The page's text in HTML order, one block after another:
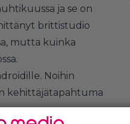
ja se on
brittistudio
mutta kuinka
Noihin
kehittäjätapahtuma